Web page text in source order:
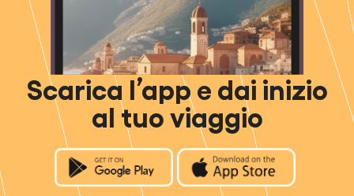
Scarica l’app e dai inizio
al tuo viaggio